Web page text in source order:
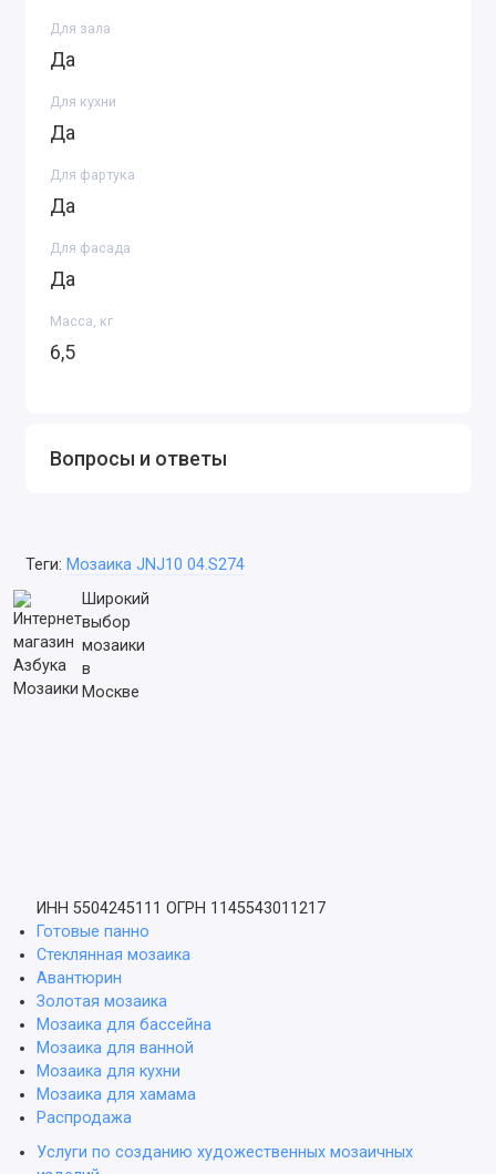
Для зала
Да
Для кухни
Да
Для фартука
Да
Для фасада
Да
Масса, кг
6,5
Вопросы и ответы
Теги: Мозаика JNJ10 04.S274
Широкий
выбор
мозаики
в
Москве
ИНН 5504245111 ОГРН 1145543011217
Готовые панно
Стеклянная мозаика
Авантюрин
Золотая мозаика
Мозаика для бассейна
Мозаика для ванной
Мозаика для кухни
Мозаика для хамама
Распродажа
Услуги по созданию художественных мозаичных